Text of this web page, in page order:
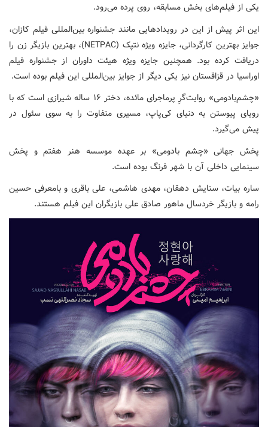
یکی از فیلم‌های بخش مسابقه، روی پرده می‌رود.
این اثر پیش از این در رویدادهایی مانند جشنواره بین‌المللی فیلم کازان،
جوایز بهترین کارگردانی، جایزه ویژه نتپک (NETPAC)، بهترین بازیگر زن را
دریافت کرده بود. همچنین جایزه ویژه هیئت داوران از جشنواره فیلم
اوراسیا در قزاقستان نیز یکی دیگر از جوایز بین‌المللی این فیلم بوده است.
«چشم‌بادومی» روایت‌گرِ پرماجرای مائده، دختر ۱۶ ساله شیرازی است که با
رویای پیوستن به دنیای کی‌پاپ، مسیری متفاوت را به سوی سئول در
پیش می‌گیرد.
پخش جهانی «چشم بادومی» بر عهده موسسه هنر هفتم و پخش
سینمایی داخلی آن با شهر فرنگ بوده است.
ساره بیات، ستایش دهقان، مهدی هاشمی، علی باقری و بامعرفی حسین
رامه و بازیگر خردسال ماهور صادق علی بازیگران این فیلم هستند.